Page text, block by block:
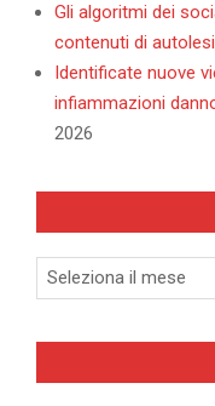
Gli algoritmi dei
contenuti di
Identificate nuove
infiammazioni
2026
Archivi